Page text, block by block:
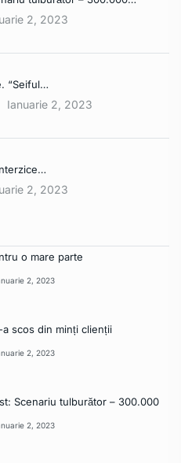
2, 2023
“Seiful…
Ianuarie 2, 2023
2, 2023
o mare parte
2, 2023
scos din minți clienții
2, 2023
Scenariu tulburător – 300.000
2, 2023